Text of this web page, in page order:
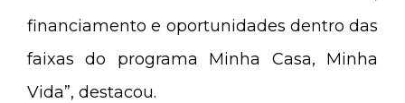
financiamento e oportunidades dentro das
faixas do programa Minha Casa, Minha
Vida”, destacou.